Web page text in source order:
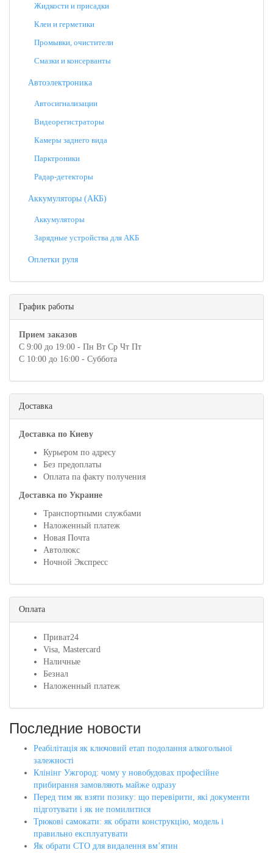
Жидкости и присадки
Клеи и герметики
Промывки, очистители
Смазки и консерванты
Автоэлектроника
Автосигнализации
Видеорегистраторы
Камеры заднего вида
Парктроники
Радар-детекторы
Аккумуляторы (АКБ)
Аккумуляторы
Зарядные устройства для АКБ
Оплетки руля
График работы
Прием заказов
С 9:00 до 19:00 - Пн Вт Ср Чт Пт
С 10:00 до 16:00 - Суббота
Доставка
Доставка по Киеву
Курьером по адресу
Без предоплаты
Оплата па факту получения
Доставка по Украине
Транспортными службами
Наложенный платеж
Новая Почта
Автолюкс
Ночной Экспресс
Оплата
Приват24
Visa, Mastercard
Наличные
Безнал
Наложенный платеж
Последние новости
Реабілітація як ключовий етап подолання алкогольної
залежності
Клінінг Ужгород: чому у новобудовах професійне
прибирання замовляють майже одразу
Перед тим як взяти позику: що перевірити, які документи
підготувати і як не помилитися
Трюкові самокати: як обрати конструкцію, модель і
правильно експлуатувати
Як обрати СТО для видалення вм’ятин